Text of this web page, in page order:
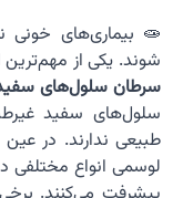
شوند. یکی از مهم‌ترین
سرطان سلول‌های
سلول‌های سفید
طبیعی ندارند. در
لوسمی انواع مختلفی